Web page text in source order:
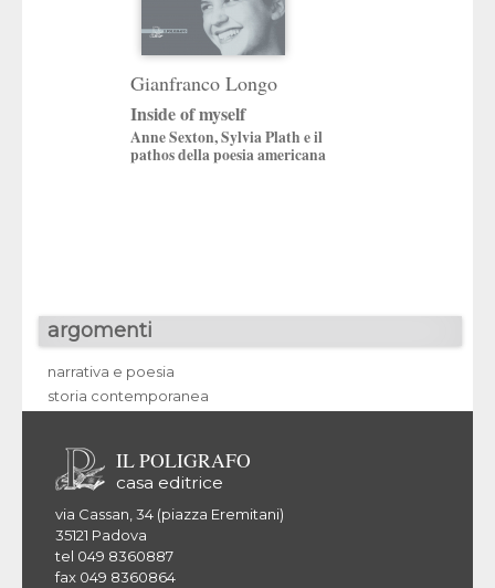
Gianfranco Longo
Inside of myself
Anne Sexton, Sylvia Plath e il
pathos della poesia americana
argomenti
narrativa e poesia
storia contemporanea
IL POLIGRAFO
casa editrice
via Cassan, 34 (piazza Eremitani)
35121 Padova
tel 049 8360887
fax 049 8360864